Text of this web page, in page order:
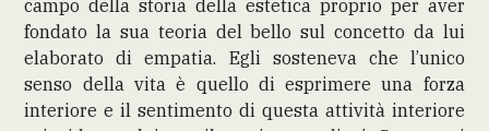
campo della storia della estetica proprio per aver
fondato la sua teoria del bello sul concetto da lui
elaborato di empatia. Egli sosteneva che l’unico
senso della vita è quello di esprimere una forza
interiore e il sentimento di questa attività interiore